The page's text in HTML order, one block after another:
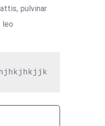
pulvinar